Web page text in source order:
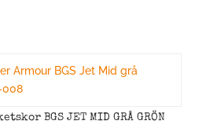
BGS JET MID GRÅ GRÖN